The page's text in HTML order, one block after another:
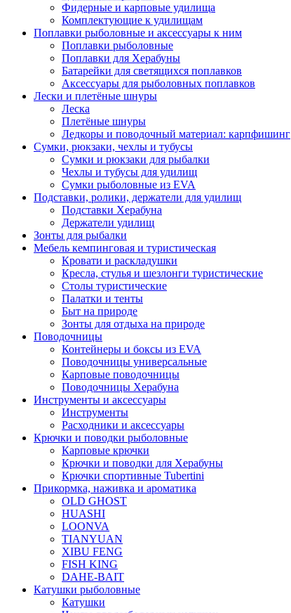
Фидерные и карповые удилища
Комплектующие к удилищам
Поплавки рыболовные и аксессуары к ним
Поплавки рыболовные
Поплавки для Херабуны
Батарейки для светящихся поплавков
Аксессуары для рыболовных поплавков
Лески и плетёные шнуры
Леска
Плетёные шнуры
Ледкоры и поводочный материал: карпфишинг
Сумки, рюкзаки, чехлы и тубусы
Сумки и рюкзаки для рыбалки
Чехлы и тубусы для удилищ
Сумки рыболовные из EVA
Подставки, ролики, держатели для удилищ
Подставки Херабуна
Держатели удилищ
Зонты для рыбалки
Мебель кемпинговая и туристическая
Кровати и раскладушки
Кресла, стулья и шезлонги туристические
Столы туристические
Палатки и тенты
Быт на природе
Зонты для отдыха на природе
Поводочницы
Контейнеры и боксы из EVA
Поводочницы универсальные
Карповые поводочницы
Поводочницы Херабуна
Инструменты и аксессуары
Инструменты
Расходники и аксессуары
Крючки и поводки рыболовные
Карповые крючки
Крючки и поводки для Херабуны
Крючки спортивные Tubertini
Прикормка, наживка и ароматика
OLD GHOST
HUASHI
LOONVA
TIANYUAN
XIBU FENG
FISH KING
DAHE-BAIT
Катушки рыболовные
Катушки